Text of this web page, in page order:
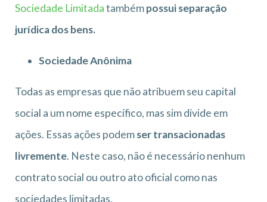
Sociedade Limitadatambémpossui separação
jurídica dos bens.
Sociedade Anônima
Todas as empresas que não atribuem seu capital
social a um nome específico, mas sim divide em
ações. Essas ações podemser transacionadas
livremente. Neste caso, não é necessário nenhum
contrato social ou outro ato oficial como nas
sociedades limitadas.